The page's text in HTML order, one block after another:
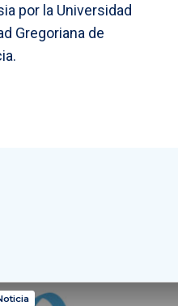
por la Universidad
Gregoriana de